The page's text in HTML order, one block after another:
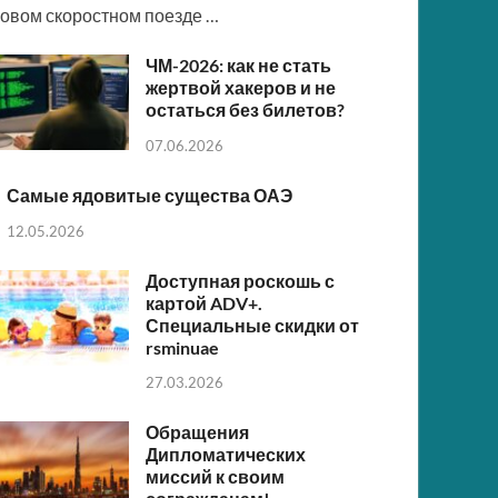
скоростном поезде …
ЧМ-2026: как не стать
жертвой хакеров и не
остаться без билетов?
07.06.2026
Самые ядовитые существа ОАЭ
12.05.2026
Доступная роскошь с
картой ADV+.
Специальные скидки от
rsminuae
27.03.2026
Обращения
Дипломатических
миссий к своим